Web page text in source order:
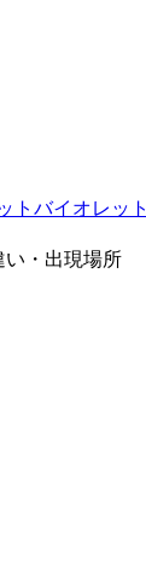
トバイオレット
い・出現場所